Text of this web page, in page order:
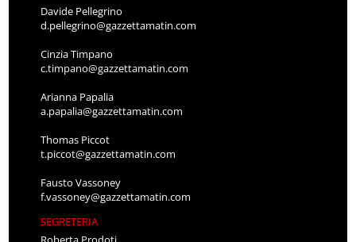
Davide Pellegrino
d.pellegrino@gazzettamatin.com
Cinzia Timpano
c.timpano@gazzettamatin.com
Arianna Papalia
a.papalia@gazzettamatin.com
Thomas Piccot
t.piccot@gazzettamatin.com
Fausto Vassoney
f.vassoney@gazzettamatin.com
SEGRETERIA